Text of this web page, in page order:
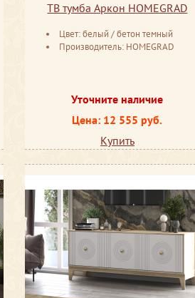
ТВ тумба Аркон HOMEGRAD
Цвет: белый / бетон темный
Производитель: HOMEGRAD
Уточните наличие
Цена: 12 555 руб.
Купить